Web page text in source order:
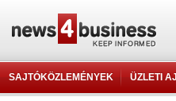
SAJTÓKÖZLEMÉNYEK ÜZLETI